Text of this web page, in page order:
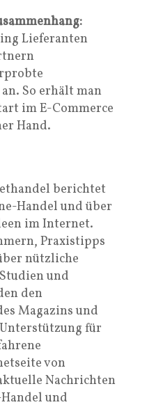
Lieferanten
So erhält man
im E-Commerce
Hand.
berichtet
Handel und über
im Internet.
Praxistipps
nützliche
und
den
Magazins und
für
von
Nachrichten
und